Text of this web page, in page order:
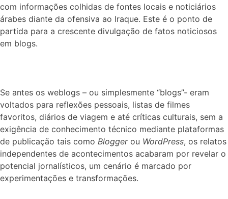
com informações colhidas de fontes locais e noticiários
árabes diante da ofensiva ao Iraque. Este é o ponto de
partida para a crescente divulgação de fatos noticiosos
em blogs.
Se antes os weblogs – ou simplesmente “blogs”- eram
voltados para reflexões pessoais, listas de filmes
favoritos, diários de viagem e até críticas culturais, sem a
exigência de conhecimento técnico mediante plataformas
de publicação tais como Bloggerou WordPress, os relatos
independentes de acontecimentos acabaram por revelar o
potencial jornalísticos, um cenário é marcado por
experimentações e transformações.